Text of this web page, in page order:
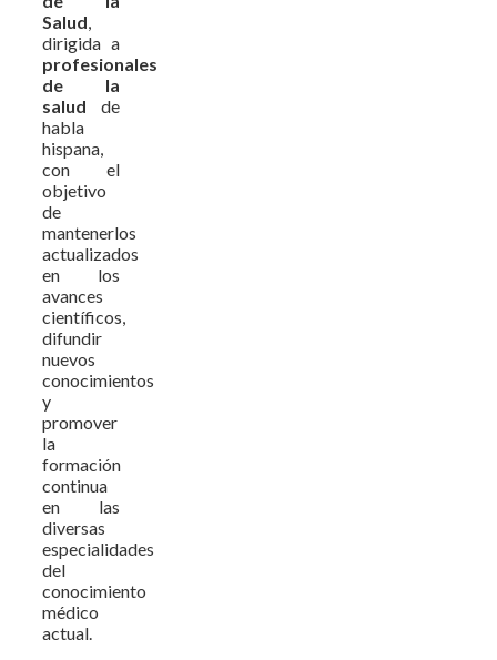
Salud,
dirigida a
profesionales
de la
salud de
habla
hispana,
con el
objetivo
de
mantenerlos
actualizados
en los
avances
científicos,
difundir
nuevos
conocimientos
y
promover
la
formación
continua
en las
diversas
especialidades
del
conocimiento
médico
actual.